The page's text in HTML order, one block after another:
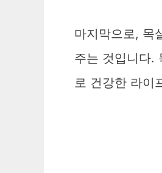
마지막으로, 목
주는 것입니다.
로 건강한 라이